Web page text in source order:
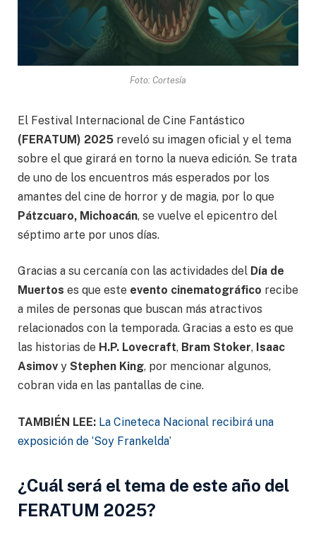
Foto: Cortesía
El Festival Internacional de Cine Fantástico
(FERATUM) 2025 reveló su imagen oficial y el tema
sobre el que girará en torno la nueva edición. Se trata
de uno de los encuentros más esperados por los
amantes del cine de horror y de magia, por lo que
Pátzcuaro, Michoacán, se vuelve el epicentro del
séptimo arte por unos días.
Gracias a su cercanía con las actividades del Día de
Muertos es que este evento cinematográfico recibe
a miles de personas que buscan más atractivos
relacionados con la temporada. Gracias a esto es que
las historias de H.P. Lovecraft, Bram Stoker, Isaac
Asimov y Stephen King, por mencionar algunos,
cobran vida en las pantallas de cine.
TAMBIÉN LEE: La Cineteca Nacional recibirá una
exposición de ‘Soy Frankelda’
¿Cuál será el tema de este año del
FERATUM 2025?